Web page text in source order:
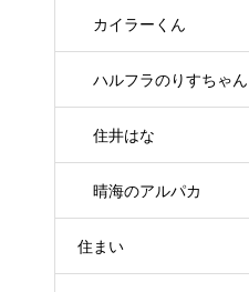
カイラーくん
ハルフラのりすちゃん
住井はな
晴海のアルパカ
住まい